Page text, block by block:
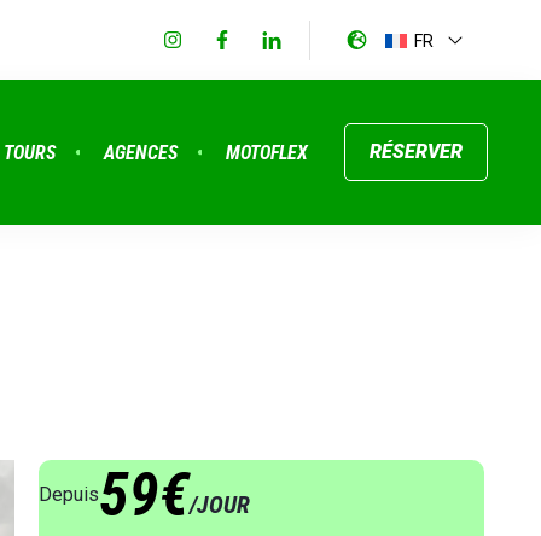
FR
TOURS AGENCES MOTOFLEX RÉSERVER
Depuis59€/JOUR